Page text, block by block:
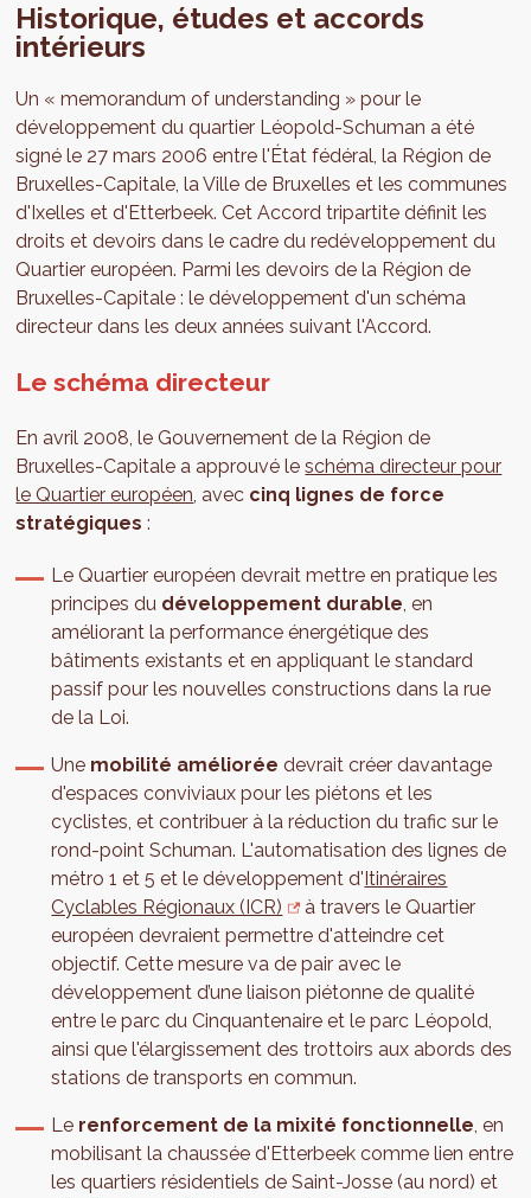
Historique, études et accords
intérieurs
Un « memorandum of understanding » pour le
développement du quartier Léopold-Schuman a été
signé le 27 mars 2006 entre l'État fédéral, la Région de
Bruxelles-Capitale, la Ville de Bruxelles et les communes
d'Ixelles et d'Etterbeek. Cet Accord tripartite définit les
droits et devoirs dans le cadre du redéveloppement du
Quartier européen. Parmi les devoirs de la Région de
Bruxelles-Capitale : le développement d'un schéma
directeur dans les deux années suivant l'Accord.
Le schéma directeur
En avril 2008, le Gouvernement de la Région de
Bruxelles-Capitale a approuvé leschéma directeur pour
le Quartier européen, avec cinq lignes de force
stratégiques :
Le Quartier européen devrait mettre en pratique les
principes du développement durable, en
améliorant la performance énergétique des
bâtiments existants et en appliquant le standard
passif pour les nouvelles constructions dans la rue
de la Loi.
Une mobilité améliorée devrait créer davantage
d'espaces conviviaux pour les piétons et les
cyclistes, et contribuer à la réduction du trafic sur le
rond-point Schuman. L'automatisation des lignes de
métro 1 et 5 et le développement d' Itinéraires
Cyclables Régionaux (ICR)
à travers le Quartier
européen devraient permettre d'atteindre cet
objectif. Cette mesure va de pair avec le
développement d’une liaison piétonne de qualité
entre le parc du Cinquantenaire et le parc Léopold,
ainsi que l'élargissement des trottoirs aux abords des
stations de transports en commun.
Le renforcement de la mixité fonctionnelle, en
mobilisant la chaussée d'Etterbeek comme lien entre
les quartiers résidentiels de Saint-Josse (au nord) et